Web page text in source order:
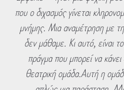
που ο διχασμός γίνεται
μνήμης. Μια αναμέτρηση με
δεν μάθαμε. Κι αυτό, είναι το
πράγμα που μπορεί να
θεατρική ομάδα.Αυτή η